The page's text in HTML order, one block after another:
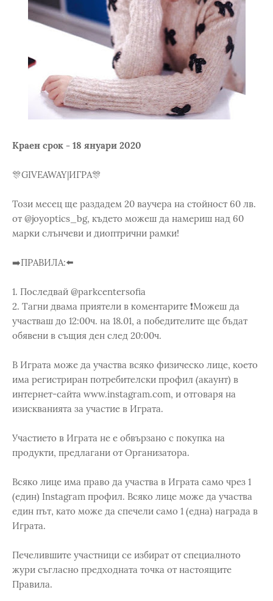
Краен срок - 18 януари 2020
🎊GIVEAWAY|ИГРА🎊
Този месец ще раздадем 20 ваучера на стойност 60 лв.
от @joyoptics_bg, където можеш да намериш над 60
марки слънчеви и диоптрични рамки!
➡️ПРАВИЛА:⬅️
1. Последвай @parkcentersofia
2. Тагни двама приятели в коментарите ❗️Можеш да
участваш до 12:00ч. на 18.01, а победителите ще бъдат
обявени в същия ден след 20:00ч.
В Играта може да участва всяко физическо лице, което
има регистриран потребителски профил (акаунт) в
интернет-сайта www.instagram.com, и отговаря на
изискванията за участие в Играта.
Участието в Играта не е обвързано с покупка на
продукти, предлагани от Организатора.
Всяко лице има право да участва в Играта само чрез 1
(един) Instagram профил. Всяко лице може да участва
един път, като може да спечели само 1 (една) награда в
Играта.
Печелившите участници се избират от специалното
жури съгласно предходната точка от настоящите
Правила.